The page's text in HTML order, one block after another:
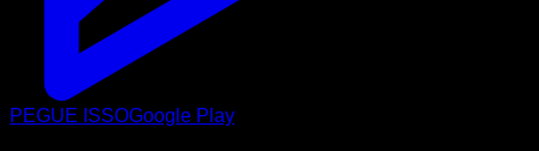
PEGUE ISSOGoogle Play